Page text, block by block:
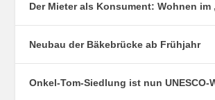
Der Mieter als Konsument: Wohnen im
Neubau der Bäkebrücke ab Frühjahr
Onkel-Tom-Siedlung ist nun UNESCO-